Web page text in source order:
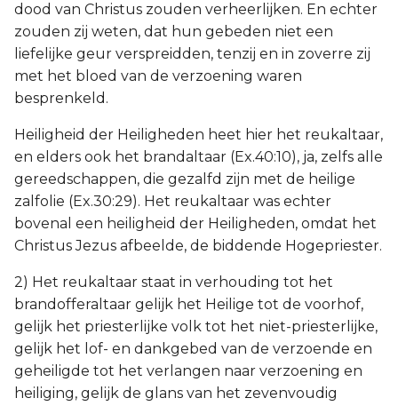
dood van Christus zouden verheerlijken. En echter
zouden zij weten, dat hun gebeden niet een
liefelijke geur verspreidden, tenzij en in zoverre zij
met het bloed van de verzoening waren
besprenkeld.
Heiligheid der Heiligheden heet hier het reukaltaar,
en elders ook het brandaltaar (Ex.40:10), ja, zelfs alle
gereedschappen, die gezalfd zijn met de heilige
zalfolie (Ex.30:29). Het reukaltaar was echter
bovenal een heiligheid der Heiligheden, omdat het
Christus Jezus afbeelde, de biddende Hogepriester.
2) Het reukaltaar staat in verhouding tot het
brandofferaltaar gelijk het Heilige tot de voorhof,
gelijk het priesterlijke volk tot het niet-priesterlijke,
gelijk het lof- en dankgebed van de verzoende en
geheiligde tot het verlangen naar verzoening en
heiliging, gelijk de glans van het zevenvoudig